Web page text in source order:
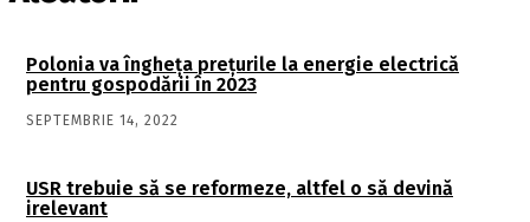
Polonia va îngheța prețurile la energie electrică
pentru gospodării în 2023
SEPTEMBRIE 14, 2022
USR trebuie să se reformeze, altfel o să devină
irelevant